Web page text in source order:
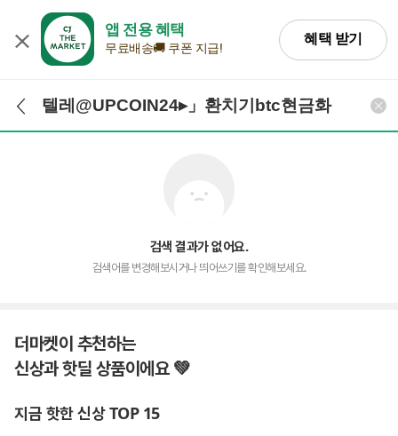
앱 전용 혜택
무료배송🚚 쿠폰 지급!
혜택 받기
검색어 입력 검
검색 결과가 없어요.
검색어를 변경해보시거나 띄어쓰기를 확인해보세요.
더마켓이 추천하는
신상과 핫딜 상품이에요 💚
지금 핫한 신상 TOP 15